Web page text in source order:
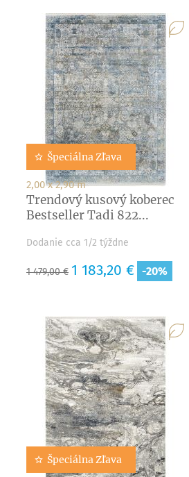
Špeciálna Zľava
2,00 x 2,90 m
Trendový kusový koberec
Bestseller Tadi 822...
Dodanie cca 1/2 týždne
Základná
cena
1 479,00 € Cena
1 183,20 € -20%
Špeciálna Zľava